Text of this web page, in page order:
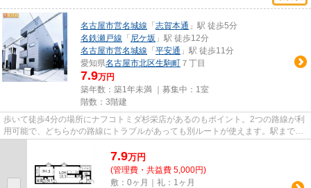
名古屋市営名城線 「 志賀本通 」駅 徒歩5分
名鉄瀬戸線 「 尼ケ坂 」駅 徒歩12分
名古屋市営名城線 「 平安通 」駅 徒歩11分
愛知県名古屋市北区生駒町 ７丁目
7.9万円
築年数：築1年未満 ｜募集中： 1室
階数：3階建
歩いて徒歩4分の場所にナフコトミダ杉栄店があるのもポイント。2つの路線が利
用可能で、どちらかの路線にトラブルがあっても別ルートが使えます。駅まで徒
7.9万円
(管理費・共益費 5,000円)
敷：0ヶ月｜礼：1ヶ月